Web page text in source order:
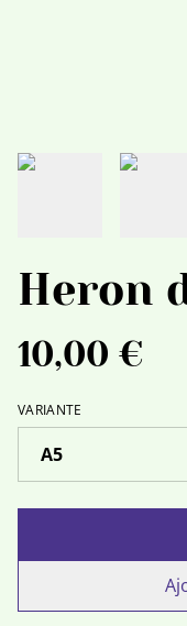
Heron
10,00 €
VARIANTE